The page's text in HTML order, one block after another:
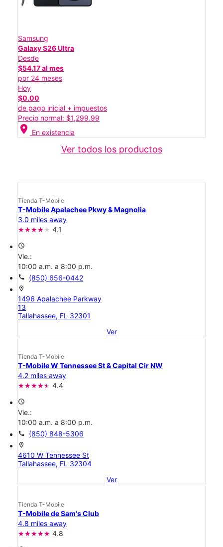
Samsung
Galaxy S26 Ultra
Desde
$54.17 al mes
por 24 meses
Hoy
$0.00
de pago inicial + impuestos
Precio normal: $1,299.99
location_on En existencia
Ver todos los productos
Tienda T-Mobile
T-Mobile Apalachee Pkwy & Magnolia
3.0 miles away
4.1
access_time
Vie.:
10:00 a.m. a 8:00 p.m.
call (850) 656-0442
location_on
1496 Apalachee Parkway
13
Tallahassee, FL 32301
Ver
Tienda T-Mobile
T-Mobile W Tennessee St & Capital Cir NW
4.2 miles away
4.4
access_time
Vie.:
10:00 a.m. a 8:00 p.m.
call (850) 848-5306
location_on
4610 W Tennessee St
Tallahassee, FL 32304
Ver
Tienda T-Mobile
T-Mobile de Sam's Club
4.8 miles away
4.8